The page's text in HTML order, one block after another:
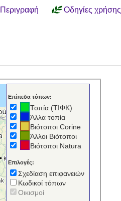
Περιγραφή Οδηγίες χρήσης
Επίπεδα τόπων:
Τοπία (ΤΙΦΚ)
Άλλα τοπία
Βιότοποι Corine
Άλλοι Βιότοποι
Βιότοποι Natura
Επιλογές:
Σχεδίαση επιφανειών
Κωδικοί τόπων
Οικισμοί